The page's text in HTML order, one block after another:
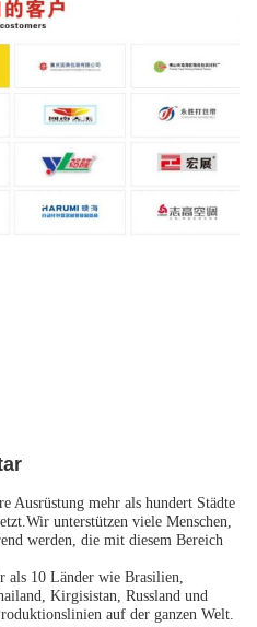
Ausrüstung mehr als hundert Städte
unterstützen viele Menschen,
werden, die mit diesem Bereich
als 10 Länder wie Brasilien,
Kirgisistan, Russland und
auf der ganzen Welt.